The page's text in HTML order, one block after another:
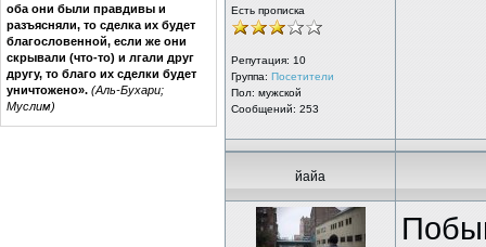
оба они были правдивы и
разъясняли, то сделка их будет
благословенной, если же они
скрывали (что-то) и лгали друг
другу, то благо их сделки будет
уничтожено». (Аль-Бухари;
Муслим)
Есть прописка
Репутация: 10
Группа: Посетители
Пол: мужской
Сообщений: 253
йайа